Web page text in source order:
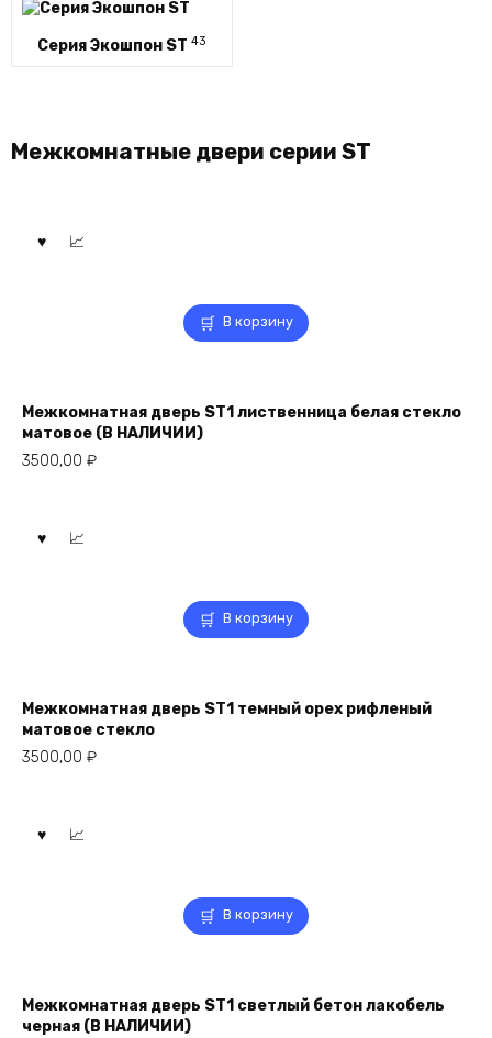
Серия Экошпон ST 43
Межкомнатные двери серии ST
В корзину
Межкомнатная дверь ST1 лиственница белая стекло
матовое (В НАЛИЧИИ)
3500,00 ₽
В корзину
Межкомнатная дверь ST1 темный орех рифленый
матовое стекло
3500,00 ₽
В корзину
Межкомнатная дверь ST1 светлый бетон лакобель
черная (В НАЛИЧИИ)